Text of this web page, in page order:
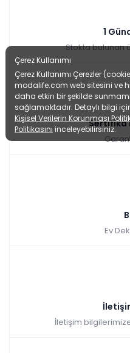
1
Stokta bulunan
Sertifika
Ev
İletişim
Çerez Kullanımı
Çerez Kullanımı Çerezler
modalife.com web sitesini ve
daha etkin bir şekilde
sağlamaktadır. Detaylı bilgi
Kişisel Verilerin Korunması
Politikasını inceleyebilirsiniz.